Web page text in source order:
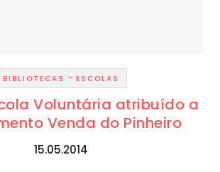
BIBLIOTECAS - ESCOLAS
Voluntária atribuído a
Venda do Pinheiro
15.05.2014